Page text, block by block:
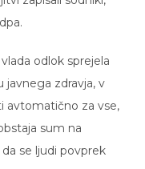
odlok sprejela
javnega zdravja, v
avtomatično za vse,
sum na
se ljudi povprek